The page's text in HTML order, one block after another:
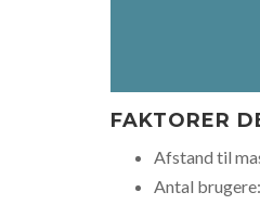
FAKTORER
Afstand til
Antal